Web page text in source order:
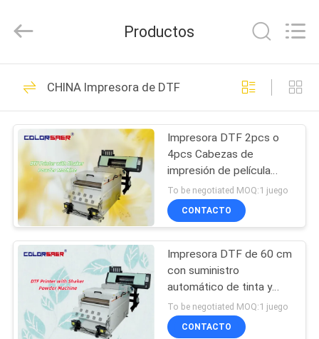
INICIO
PRODUCTOS
VIDEOS
SOBRE
NOSOTROS
VISITA
LA
Digital
Supplier
All
Reserved.
Impresora de
materia textil de
Digitaces
232
Impresora de la tela
de Digitaces
176
Productos
CHINA Impresora de DTF
Impresora DTF 2pcs o
4pcs Cabezas de
impresión de película
PET Máquina de
impresión para
camisetas
To be negotiated MOQ:1 juego
CONTACTO
Impresora DTF de 60 cm
con suministro
automático de tinta y
calentamiento de
plataforma para
impresión directa a
To be negotiated MOQ:1 juego
CONTACTO